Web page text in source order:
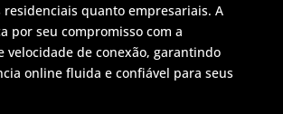
quanto empresariais. A
por seu compromisso com a
velocidade de conexão, garantindo
online fluida e confiável para seus